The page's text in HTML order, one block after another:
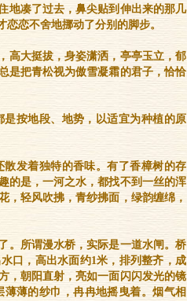
地凑了过去，鼻尖贴到伸出来的那几
恋不舍地挪动了分别的脚步。
高大挺拔，身姿潇洒，亭亭玉立，郁
是把青松视为傲雪凝霜的君子，恰恰
按地段、地势，以适宜为种植的原
发着独特的香味。有了香樟树的存
的是，一河之水，都找不到一丝的浑
，轻风吹拂，青纱拂面，绿韵缠绵，
。所谓漫水桥，实际是一道水闸。桥
口，高出水面约1米，排列整齐，成
，朝阳直射，亮如一面闪闪发光的镜
薄的纱巾，冉冉地摇曳着。烟气相